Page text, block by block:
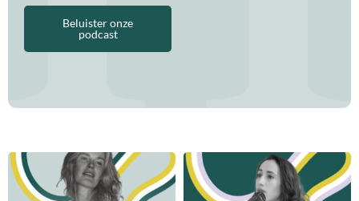
Beluister onze
podcast